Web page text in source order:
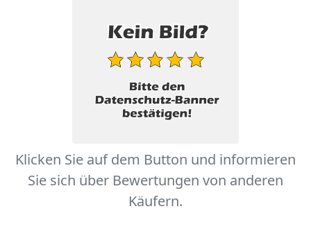
Klicken Sie auf dem Button und informieren
Sie sich über Bewertungen von anderen
Käufern.